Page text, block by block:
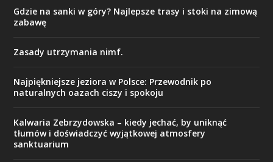
Gdzie na sanki w góry? Najlepsze trasy i stoki na zimową
zabawę
Zasady utrzymania nimf.
Najpiękniejsze jeziora w Polsce: Przewodnik po
naturalnych oazach ciszy i spokoju
Kalwaria Zebrzydowska – kiedy jechać, by uniknąć
tłumów i doświadczyć wyjątkowej atmosfery
sanktuarium